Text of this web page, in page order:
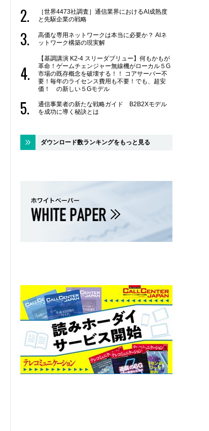
［世界4473社調査］通信業界におけるAI成熟度
と先駆企業の戦略
高価な専用ネットワークは本当に必要か？ AIネ
ットワーク構築の現実解
【基調講演 K2-4 スリーダブリュー】何もかもが
革命！ゲームチェンジャー無線機がローカル５G
市場の既存概念を破壊する！！ コアサーバー不
要！毎年のライセンス費用も不要！でも、超安
価！ の新しい５Gモデル
通信事業者の新たな戦略ガイド B2B2Xモデル
を成功に導く秘訣とは
ダウンロード数ランキングをもっと見る